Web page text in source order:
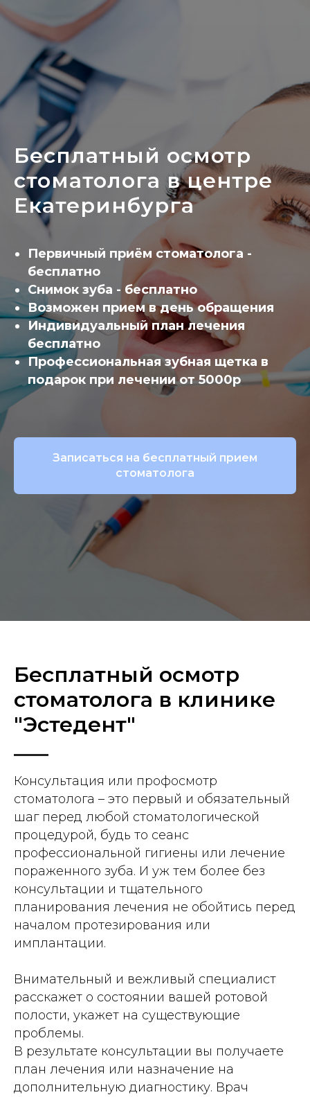
Бесплатный осмотр
стоматолога в центре
Екатеринбурга
Первичный приём стоматолога -
бесплатно
Снимок зуба - бесплатно
Возможен прием в день обращения
Индивидуальный план лечения
бесплатно
Профессиональная зубная щетка в
подарок при лечении от 5000р
Записаться на бесплатный прием
стоматолога
Бесплатный осмотр
стоматолога в клинике
"Эстедент"
Консультация или профосмотр
стоматолога – это первый и обязательный
шаг перед любой стоматологической
процедурой, будь то сеанс
профессиональной гигиены или лечение
пораженного зуба. И уж тем более без
консультации и тщательного
планирования лечения не обойтись перед
началом протезирования или
имплантации.
Внимательный и вежливый специалист
расскажет о состоянии вашей ротовой
полости, укажет на существующие
проблемы.
В результате консультации вы получаете
план лечения или назначение на
дополнительную диагностику. Врач